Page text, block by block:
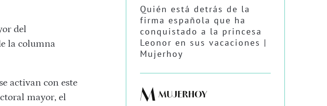
del
la columna
activan con este
mayor, el
Quién está detrás de la
firma española que ha
conquistado a la princesa
Leonor en sus vacaciones |
Mujerhoy